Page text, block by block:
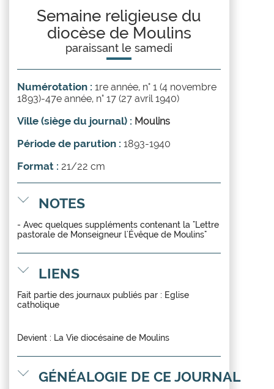
Semaine religieuse du
diocèse de Moulins
paraissant le samedi
Numérotation : 1re année, n° 1 (4 novembre
1893)-47e année, n° 17 (27 avril 1940)
Ville (siège du journal) : Moulins
Période de parution : 1893-1940
Format : 21/22 cm
NOTES
- Avec quelques suppléments contenant la "Lettre
pastorale de Monseigneur l'Évêque de Moulins"
LIENS
Fait partie des journaux publiés par : Eglise
catholique
Devient : La Vie diocésaine de Moulins
GÉNÉALOGIE DE CE JOURNAL